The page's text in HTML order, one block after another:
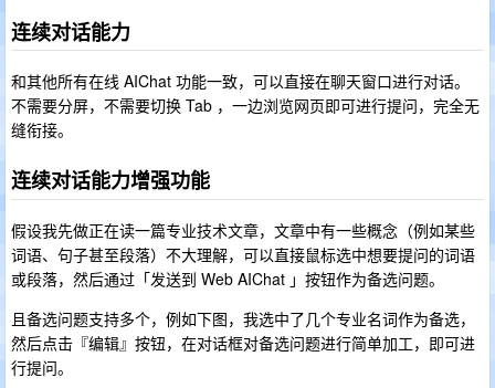
连续对话能力
和其他所有在线 AIChat 功能一致，可以直接在聊天窗口进行对话。
不需要分屏，不需要切换 Tab ，一边浏览网页即可进行提问，完全无
缝衔接。
连续对话能力增强功能
假设我先做正在读一篇专业技术文章，文章中有一些概念（例如某些
词语、句子甚至段落）不大理解，可以直接鼠标选中想要提问的词语
或段落，然后通过「发送到 Web AIChat 」按钮作为备选问题。
且备选问题支持多个，例如下图，我选中了几个专业名词作为备选，
然后点击『编辑』按钮，在对话框对备选问题进行简单加工，即可进
行提问。